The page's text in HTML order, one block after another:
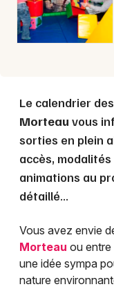
Le calendrier
Morteau vous
sorties en plein
accès,
animations au
détaillé...
Vous avez envie
Morteau ou entre
une idée sympa
nature